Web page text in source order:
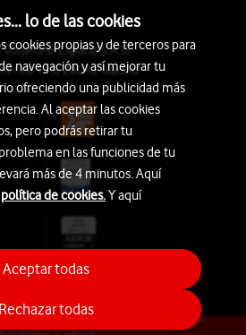
España S.A.U.
115, 28042 Madrid
lo de las cookies
cookies propias y de terceros para
navegación y así mejorar tu
ofreciendo una publicidad más
Al aceptar las cookies
pero podrás retirar tu
en las funciones de tu
más de 4 minutos. Aquí
de cookies.Y aquí
Rechazar todas
Aceptar todas